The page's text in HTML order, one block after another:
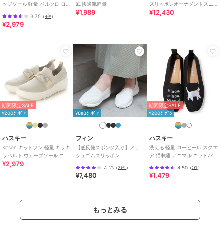
ッジソール 軽量 ベルクロ ロー
3.75 （4件）
¥2,979
底 快適靴軽量
¥1,989
スリッポンオーナメントスニ
ーカー
¥12,430
期間限定SALE
¥200ｸｰﾎﾟﾝ
ハスキー
Kitson キットソン 軽量 キラキ
ラベルト ウェーブソール ニッ
トスリッポン
¥2,979
¥888ｸｰﾎﾟﾝ
フィン
【低反発スポンジ入り】メッ
シュゴムスリッポン
4.33 （21件）
¥7,480
期間限定SALE
¥200ｸｰﾎﾟﾝ
ハスキー
洗える 軽量 ローヒール スクエ
ア 猫刺繍 アニマル ニットパン
ズ
4.50（2件）
¥1,479
もっとみる